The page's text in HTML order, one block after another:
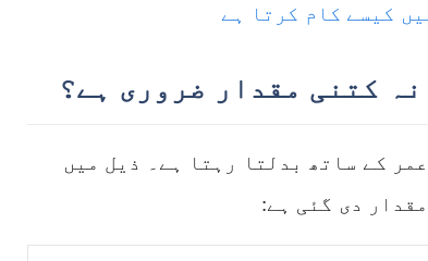
کیسے کام کرتا ہے
کتنی مقدار ضروری ہے؟
کے ساتھ بدلتا رہتا ہے۔ ذیل میں
دی گئی ہے: